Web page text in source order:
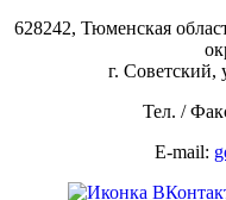
628242, Тюменская
г. Советский,
Тел. /
E-mail: